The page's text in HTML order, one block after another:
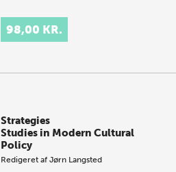
98,00 KR.
Strategies
Studies in Modern Cultural
Policy
Redigeret afJørn Langsted